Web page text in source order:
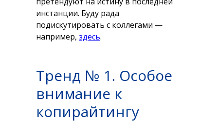
инстанции. Буду рада
подискутировать с коллегами —
например, здесь.
Тренд № 1. Особое
внимание к
копирайтингу